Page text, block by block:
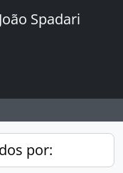
Spadari
por: